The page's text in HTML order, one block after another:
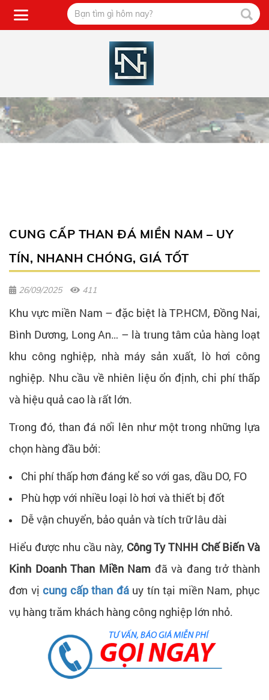
CUNG CẤP THAN ĐÁ MIỀN NAM – UY
TÍN, NHANH CHÓNG, GIÁ TỐT
26/09/2025 411
Khu vực miền Nam – đặc biệt là TP.HCM, Đồng Nai,
Bình Dương, Long An… – là trung tâm của hàng loạt
khu công nghiệp, nhà máy sản xuất, lò hơi công
nghiệp. Nhu cầu về nhiên liệu ổn định, chi phí thấp
và hiệu quả cao là rất lớn.
Trong đó, than đá nổi lên như một trong những lựa
chọn hàng đầu bởi:
Chi phí thấp hơn đáng kể so với gas, dầu DO, FO
Phù hợp với nhiều loại lò hơi và thiết bị đốt
Dễ vận chuyển, bảo quản và tích trữ lâu dài
Hiểu được nhu cầu này, Công Ty TNHH Chế Biến Và
Kinh Doanh Than Miền Nam đã và đang trở thành
đơn vịcung cấp than đáuy tín tại miền Nam, phục
vụ hàng trăm khách hàng công nghiệp lớn nhỏ.